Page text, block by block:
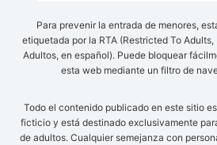
Para prevenir la entrada de menores,
etiquetada por la RTA (Restricted To Adults,
Adultos, en español). Puede bloquear
esta web mediante un filtro de
Todo el contenido publicado en este sitio
ficticio y está destinado exclusivamente
de adultos. Cualquier semejanza con